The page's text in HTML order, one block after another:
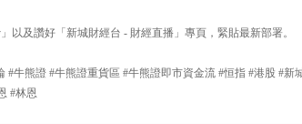
以及讚好「新城財經台 - 財經直播」專頁，緊貼最新部署。
#牛熊證 #牛熊證重貨區 #牛熊證即市資金流 #恒指 #港股 #新
#林恩